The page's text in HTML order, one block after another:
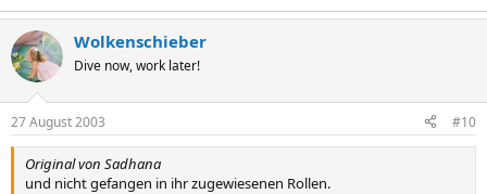
Wolkenschieber
Dive now, work later!
27 August 2003 #10
Original von Sadhana
und nicht gefangen in ihr zugewiesenen Rollen.